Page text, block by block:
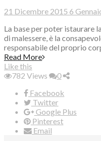
21 Dicembre 2015 6
La base per poter istaurare
di malessere, è la
responsabile del proprio
Read More
Like this
782 Views
0
Facebook
Twitter
Google Plus
Pinterest
Email